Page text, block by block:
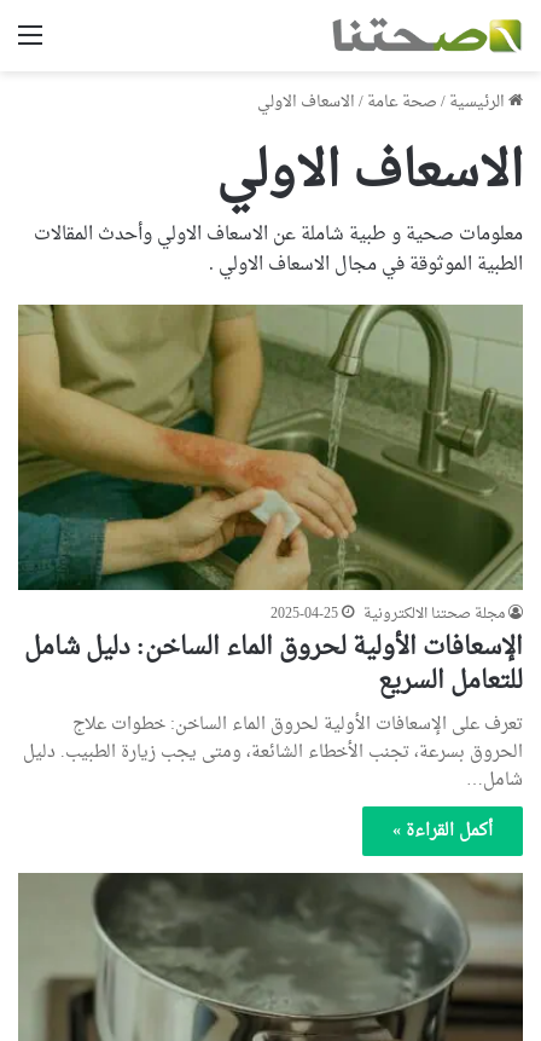
الرئيسية/صحة عامة/الاسعاف الاولي
الاسعاف الاولي
معلومات صحية و طبية شاملة عن الاسعاف الاولي وأحدث المقالات
الطبية الموثوقة في مجال الاسعاف الاولي .
مجلة صحتنا الالكترونية 2025-04-25
الإسعافات الأولية لحروق الماء الساخن: دليل شامل
للتعامل السريع
تعرف على الإسعافات الأولية لحروق الماء الساخن: خطوات علاج
الحروق بسرعة، تجنب الأخطاء الشائعة، ومتى يجب زيارة الطبيب. دليل
شامل…
أكمل القراءة »